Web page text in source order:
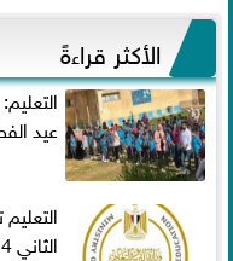
الأكثر قراءةً
عيد
الثاني 2024 قبل الامتحانات